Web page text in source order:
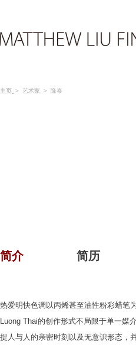
主页 > 艺术家 > 隆泰
简介 简历
热爱明快色调以丙烯甚至油性粉彩蜡笔
Luong Thai的创作形式不局限于单一媒
捉人与人的亲密时刻以及无意识形态，